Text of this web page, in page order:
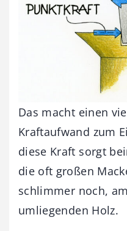
Das macht einen
Kraftaufwand zum
diese Kraft sorgt
die oft großen
schlimmer noch,
umliegenden Holz.